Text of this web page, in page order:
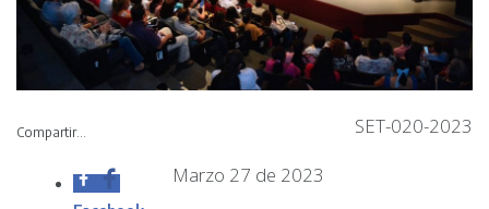
SET-020-2023
Marzo 27 de 2023